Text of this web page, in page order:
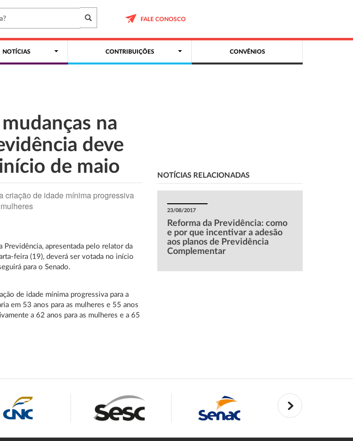
FALE CONOSCO
NOTÍCIAS CONTRIBUIÇÕES CONVÊNIOS
na
deve
de maio
criação de idade mínima progressiva
Previdência, apresentada pelo relator da
feira (19), deverá ser votada no início
para o Senado.
de idade mínima progressiva para a
em 53 anos para as mulheres e 55 anos
a 62 anos para as mulheres e a 65
NOTÍCIAS RELACIONADAS
23/08/2017
Reforma da Previdência: como
e por que incentivar a adesão
aos planos de Previdência
Complementar